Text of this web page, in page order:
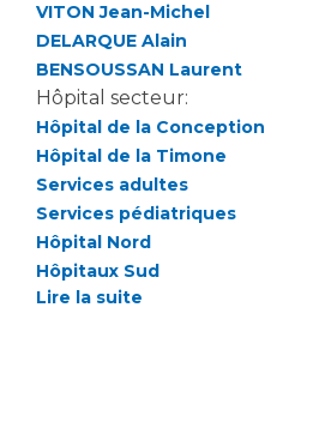
Charte Romain Jacob
Mouvement Parcours Handicap
Activité physique
Cancer
Adresser un patient
Réseaux de soins
Adresser un examen au
Médicale
Radiologie / Imagerie
Cancérologie
Les pôles d'activité médicale
Anatomie et Cytologie
Adresser un examen au
VITON Jean-Michel
DELARQUE Alain
BENSOUSSAN Laurent
Hôpital secteur:
Hôpital de la Conception
Hôpital de la Timone
Services adultes
Services pédiatriques
Hôpital Nord
Hôpitaux Sud
Lire la suite